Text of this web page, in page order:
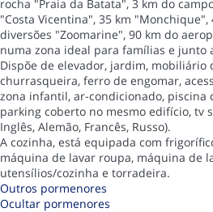
rocha "Praia da Batata", 3 km do
"Costa Vicentina", 35 km
diversões "Zoomarine", 90 km do
numa zona ideal para famílias e junto
Dispõe de elevador, jardim, mobiliário
churrasqueira, ferro de engomar,
zona infantil, ar-condicionado,
parking coberto no mesmo edifício, tv
Inglês, Alemão, Francês, Russo).
A cozinha, está equipada com
máquina de lavar roupa, máquina de
utensílios/cozinha e torradeira.
Outros pormenores
Ocultar pormenores